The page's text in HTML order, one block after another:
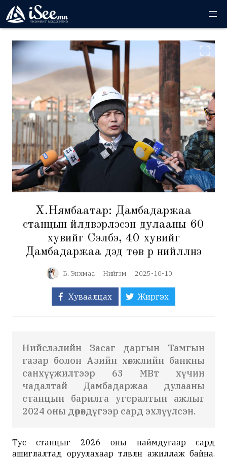
Х.Нямбаатар: Дамбадаржаа
станцын үйлдвэрлэсэн дулааны 60
хувийг Сэлбэ, 40 хувийг
Дамбадаржаа дэд төв рүү нийлүүлнэ
Б. Энхмаа Нийгэм 2025-10-10
Хуваалцах Жиргэх
Нийслэлийн Засаг даргын Тамгын
газар болон Азийн хөгжлийн банкны
санхүүжилтээр 63 МВт хүчин
чадалтай Дамбадаржаа дулааны
станцын барилга угсралтын ажлыг
2024 оны дөрөвдүгээр сард эхлүүлсэн.
Тус станцыг 2026 оны наймдугаар сард
ашиглалтад оруулахаар төлөвлөн ажиллаж байна.